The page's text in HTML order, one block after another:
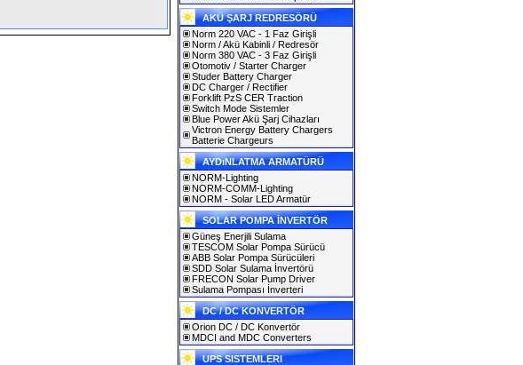
AKÜ ŞARJ REDRESÖRÜ
Norm 220 VAC - 1 Faz Girişli
Norm / Akü Kabinli / Redresör
Norm 380 VAC - 3 Faz Girişli
Otomotiv / Starter Charger
Studer Battery Charger
DC Charger / Rectifier
Forklift PzS CER Traction
Switch Mode Sistemler
Blue Power Akü Şarj Cihazları
Victron Energy Battery Chargers
Batterie Chargeurs
AYDıNLATMA ARMATÜRÜ
NORM-Lighting
NORM-COMM-Lighting
NORM - Solar LED Armatür
SOLAR POMPA İNVERTÖR
Güneş Enerjili Sulama
TESCOM Solar Pompa Sürücü
ABB Solar Pompa Sürücüleri
SDD Solar Sulama İnvertörü
FRECON Solar Pump Driver
Sulama Pompası İnverteri
DC / DC KONVERTÖR
Orion DC / DC Konvertör
MDCI and MDC Converters
UPS SISTEMLERI